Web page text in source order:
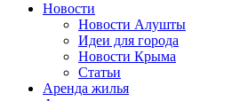
Новости
Новости Алушты
Идеи для города
Новости Крыма
Статьи
Аренда жилья